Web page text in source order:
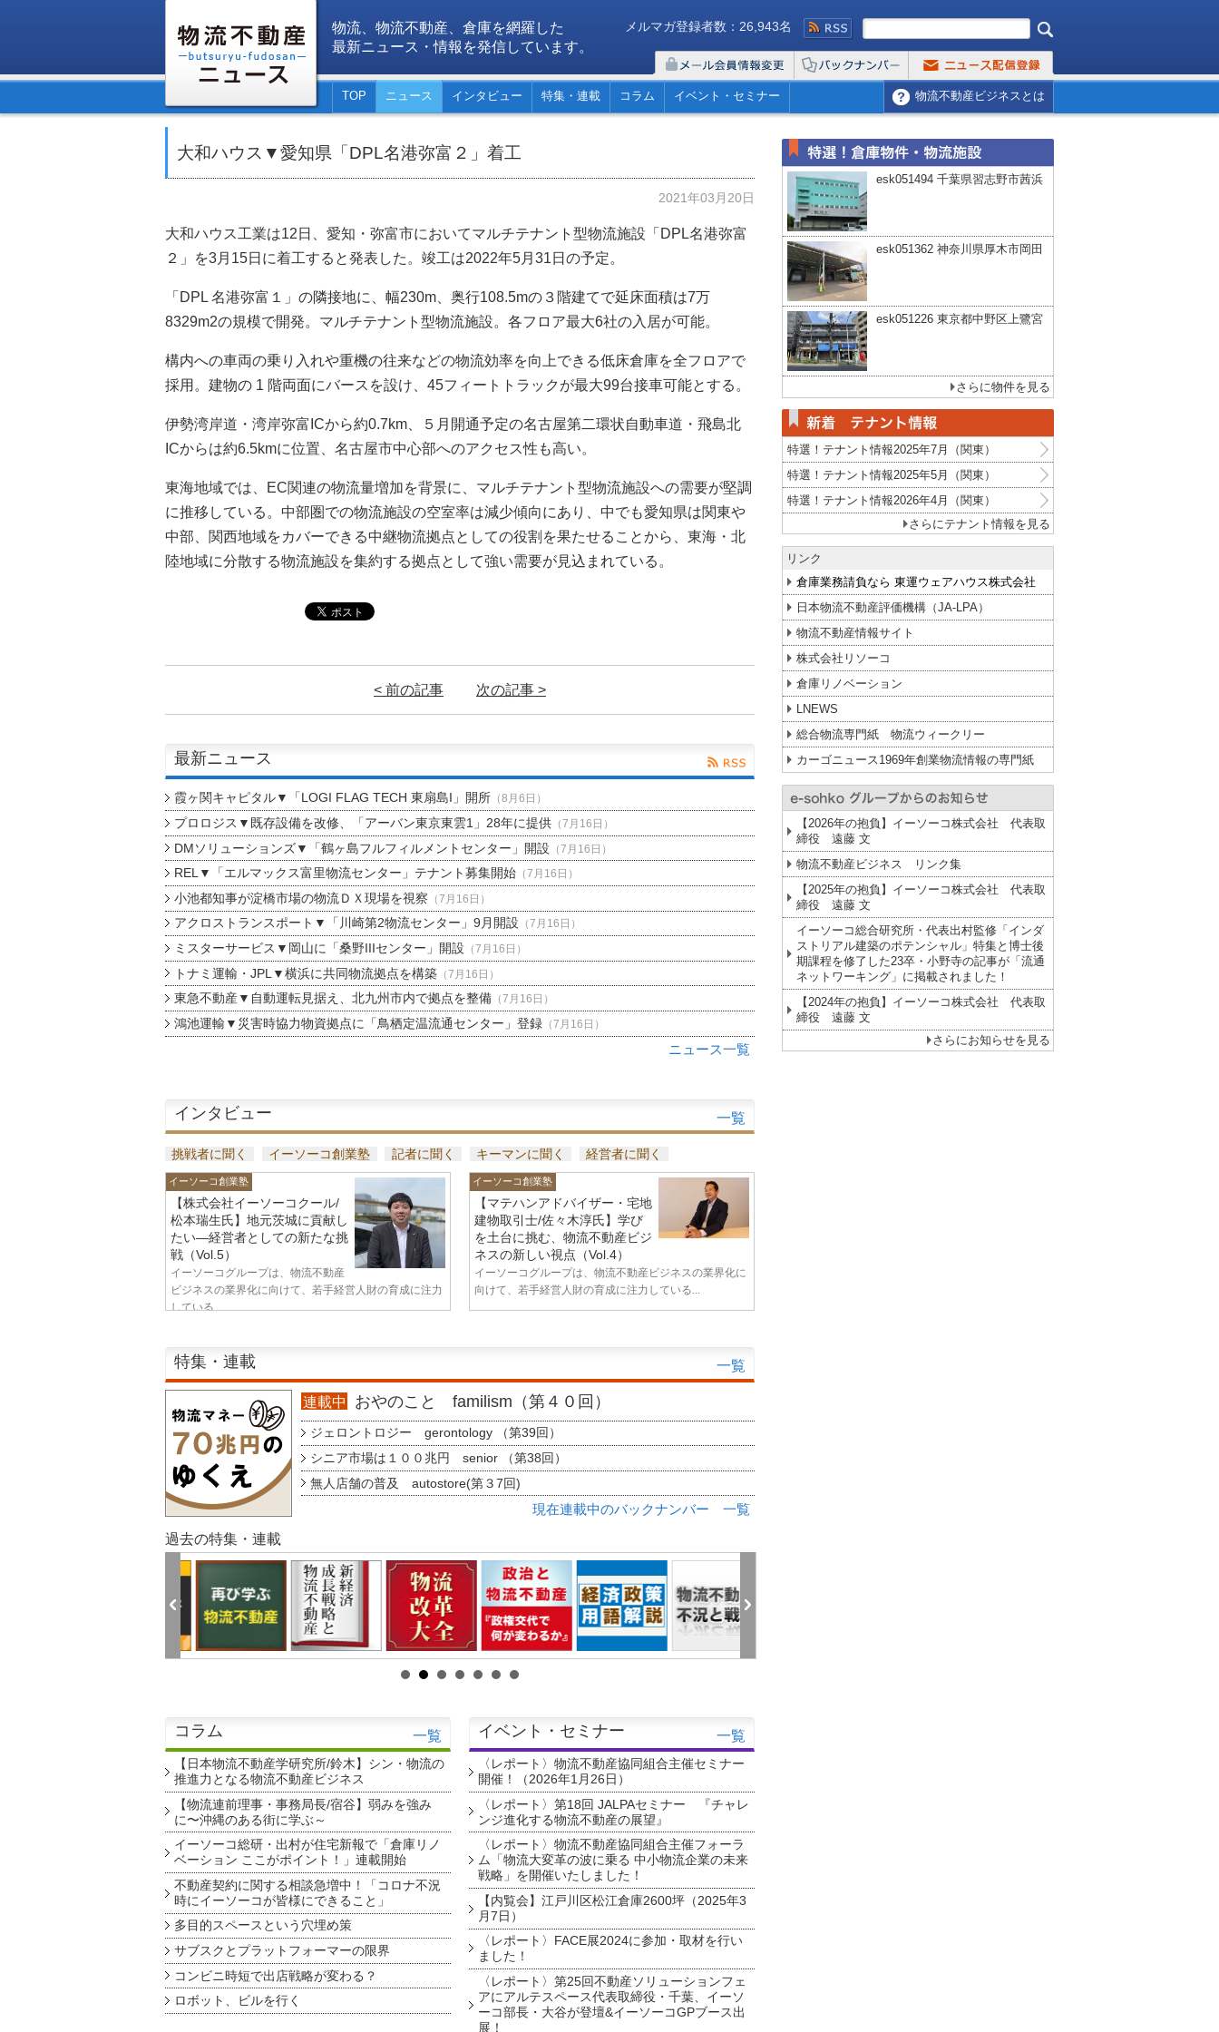
物流、物流不動産、倉庫を網羅した
最新ニュース・情報を発信しています。
メルマガ登録者数：26,943名
TOP ニュース インタビュー 特集・連載 コラム イベント・セミナー 物流不動産ビジネスとは
大和ハウス▼愛知県「DPL名港弥富２」着工
2021年03月20日
大和ハウス工業は12日、愛知・弥富市においてマルチテナント型物流施設「DPL名港弥富
２」を3月15日に着工すると発表した。竣工は2022年5月31日の予定。
「DPL 名港弥富１」の隣接地に、幅230m、奥行108.5mの３階建てで延床面積は7万
8329m2の規模で開発。マルチテナント型物流施設。各フロア最大6社の入居が可能。
構内への車両の乗り入れや重機の往来などの物流効率を向上できる低床倉庫を全フロアで
採用。建物の 1 階両面にバースを設け、45フィートトラックが最大99台接車可能とする。
伊勢湾岸道・湾岸弥富ICから約0.7km、５月開通予定の名古屋第二環状自動車道・飛島北
ICからは約6.5kmに位置、名古屋市中心部へのアクセス性も高い。
東海地域では、EC関連の物流量増加を背景に、マルチテナント型物流施設への需要が堅調
に推移している。中部圏での物流施設の空室率は減少傾向にあり、中でも愛知県は関東や
中部、関西地域をカバーできる中継物流拠点としての役割を果たせることから、東海・北
陸地域に分散する物流施設を集約する拠点として強い需要が見込まれている。
< 前の記事 次の記事 >
最新ニュース
霞ヶ関キャピタル▼「LOGI FLAG TECH 東扇島I」開所（8月6日）
プロロジス▼既存設備を改修、「アーバン東京東雲1」28年に提供（7月16日）
DMソリューションズ▼「鶴ヶ島フルフィルメントセンター」開設 （7月16日）
REL▼「エルマックス富里物流センター」テナント募集開始（7月16日）
小池都知事が淀橋市場の物流ＤＸ現場を視察 （7月16日）
アクロストランスポート▼「川崎第2物流センター」9月開設 （7月16日）
ミスターサービス▼岡山に「桑野IIIセンター」開設 （7月16日）
トナミ運輸・JPL▼横浜に共同物流拠点を構築（7月16日）
東急不動産▼自動運転見据え、北九州市内で拠点を整備（7月16日）
鴻池運輸▼災害時協力物資拠点に「鳥栖定温流通センター」登録（7月16日）
ニュース一覧
インタビュー 一覧
挑戦者に聞く イーソーコ創業塾 記者に聞く キーマンに聞く 経営者に聞く
イーソーコ創業塾
【株式会社イーソーコクール/
松本瑞生氏】地元茨城に貢献し
たい—経営者としての新たな挑
戦（Vol.5）
イーソーコグループは、物流不動産
ビジネスの業界化に向けて、若手経営人財の育成に注力
している...
イーソーコ創業塾
【マテハンアドバイザー・宅地
建物取引士/佐々木淳氏】学び
を土台に挑む、物流不動産ビジ
ネスの新しい視点（Vol.4）
イーソーコグループは、物流不動産ビジネスの業界化に
向けて、若手経営人財の育成に注力している...
特集・連載 一覧
連載中 おやのこと familism（第４０回）
ジェロントロジー gerontology （第39回）
シニア市場は１００兆円 senior （第38回）
無人店舗の普及 autostore(第３7回)
現在連載中のバックナンバー 一覧
過去の特集・連載
コラム 一覧
【日本物流不動産学研究所/鈴木】シン・物流の
推進力となる物流不動産ビジネス
【物流連前理事・事務局長/宿谷】弱みを強み
に〜沖縄のある街に学ぶ～
イーソーコ総研・出村が住宅新報で「倉庫リノ
ベーション ここがポイント！」連載開始
不動産契約に関する相談急増中！「コロナ不況
時にイーソーコが皆様にできること」
多目的スペースという穴埋め策
サブスクとプラットフォーマーの限界
コンビニ時短で出店戦略が変わる？
ロボット、ビルを行く
イベント・セミナー 一覧
〈レポート〉物流不動産協同組合主催セミナー
開催！（2026年1月26日）
〈レポート〉第18回 JALPAセミナー 『チャレ
ンジ進化する物流不動産の展望』
〈レポート〉物流不動産協同組合主催フォーラ
ム「物流大変革の波に乗る 中小物流企業の未来
戦略」を開催いたしました！
【内覧会】江戸川区松江倉庫2600坪（2025年3
月7日）
〈レポート〉FACE展2024に参加・取材を行い
ました！
〈レポート〉第25回不動産ソリューションフェ
アにアルテスペース代表取締役・千葉、イーソ
ーコ部長・大谷が登壇&イーソーコGPブース出
展！
esk051494 千葉県習志野市茜浜
esk051362 神奈川県厚木市岡田
esk051226 東京都中野区上鷺宮
さらに物件を見る
特選！テナント情報2025年7月（関東）
特選！テナント情報2025年5月（関東）
特選！テナント情報2026年4月（関東）
さらにテナント情報を見る
リンク
倉庫業務請負なら 東運ウェアハウス株式会社
日本物流不動産評価機構（JA-LPA）
物流不動産情報サイト
株式会社リソーコ
倉庫リノベーション
LNEWS
総合物流専門紙 物流ウィークリー
カーゴニュース1969年創業物流情報の専門紙
【2026年の抱負】イーソーコ株式会社 代表取
締役 遠藤 文
物流不動産ビジネス リンク集
【2025年の抱負】イーソーコ株式会社 代表取
締役 遠藤 文
イーソーコ総合研究所・代表出村監修「インダ
ストリアル建築のポテンシャル」特集と博士後
期課程を修了した23卒・小野寺の記事が「流通
ネットワーキング」に掲載されました！
【2024年の抱負】イーソーコ株式会社 代表取
締役 遠藤 文
さらにお知らせを見る